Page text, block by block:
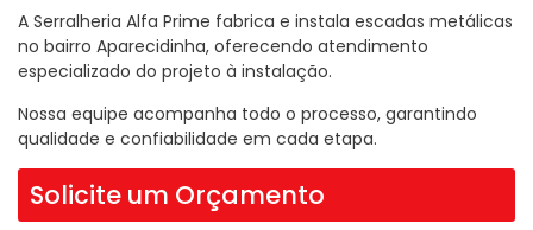
A Serralheria Alfa Prime fabrica e instala escadas metálicas
no bairro Aparecidinha, oferecendo atendimento
especializado do projeto à instalação.
Nossa equipe acompanha todo o processo, garantindo
qualidade e confiabilidade em cada etapa.
Solicite um Orçamento